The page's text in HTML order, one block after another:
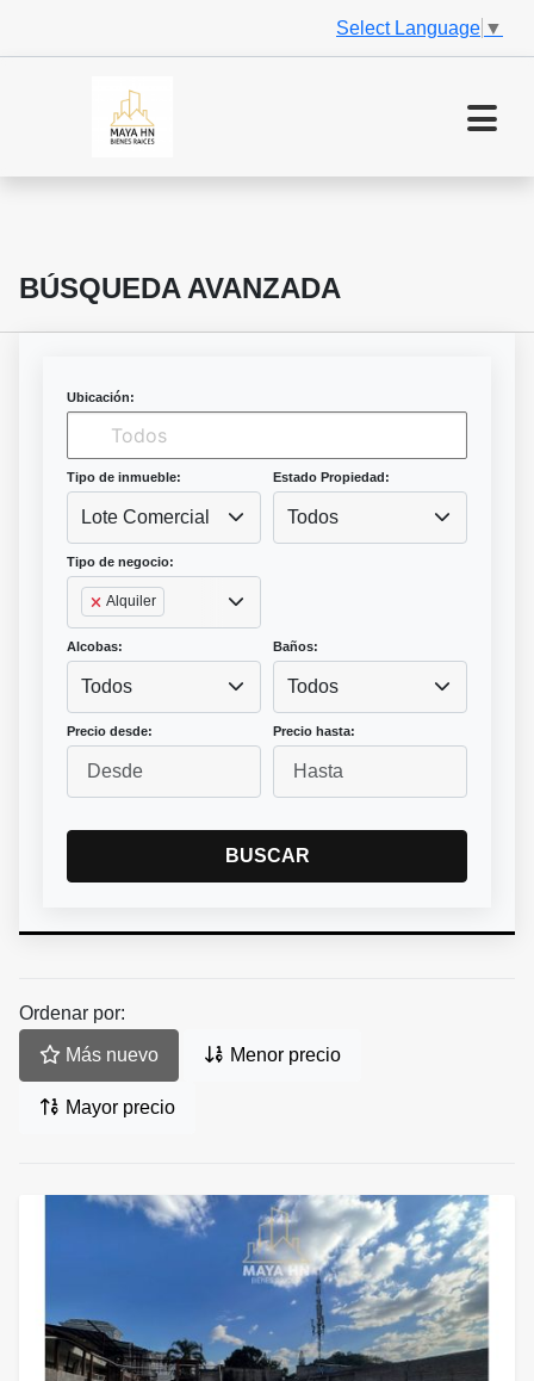
Select Language ▼
BÚSQUEDA AVANZADA
Ubicación:
Tipo de inmueble:
Lote Comercial
Estado Propiedad:
Todos
Tipo de negocio:
Alquiler
Alcobas:
Todos
Baños:
Todos
Precio desde: Precio hasta:
BUSCAR
Ordenar por:
Más nuevo Menor precio
Mayor precio